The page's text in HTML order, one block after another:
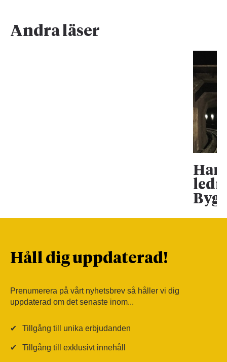
Andra läser
Han
Håll dig uppdaterad!
Prenumerera på vårt nyhetsbrev så håller vi dig
uppdaterad om det senaste inom...
✔ Tillgång till unika erbjudanden
✔ Tillgång till exklusivt innehåll